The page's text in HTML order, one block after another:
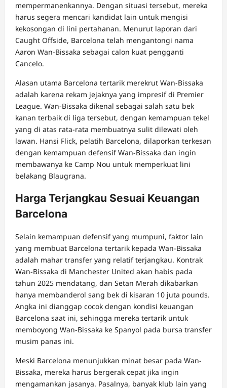
mempermanenkannya. Dengan situasi tersebut, mereka
harus segera mencari kandidat lain untuk mengisi
kekosongan di lini pertahanan. Menurut laporan dari
Caught Offside, Barcelona telah mengantongi nama
Aaron Wan-Bissaka sebagai calon kuat pengganti
Cancelo.
Alasan utama Barcelona tertarik merekrut Wan-Bissaka
adalah karena rekam jejaknya yang impresif di Premier
League. Wan-Bissaka dikenal sebagai salah satu bek
kanan terbaik di liga tersebut, dengan kemampuan tekel
yang di atas rata-rata membuatnya sulit dilewati oleh
lawan. Hansi Flick, pelatih Barcelona, dilaporkan terkesan
dengan kemampuan defensif Wan-Bissaka dan ingin
membawanya ke Camp Nou untuk memperkuat lini
belakang Blaugrana.
Harga Terjangkau Sesuai Keuangan
Barcelona
Selain kemampuan defensif yang mumpuni, faktor lain
yang membuat Barcelona tertarik kepada Wan-Bissaka
adalah mahar transfer yang relatif terjangkau. Kontrak
Wan-Bissaka di Manchester United akan habis pada
tahun 2025 mendatang, dan Setan Merah dikabarkan
hanya membanderol sang bek di kisaran 10 juta pounds.
Angka ini dianggap cocok dengan kondisi keuangan
Barcelona saat ini, sehingga mereka tertarik untuk
memboyong Wan-Bissaka ke Spanyol pada bursa transfer
musim panas ini.
Meski Barcelona menunjukkan minat besar pada Wan-
Bissaka, mereka harus bergerak cepat jika ingin
mengamankan jasanya. Pasalnya, banyak klub lain yang